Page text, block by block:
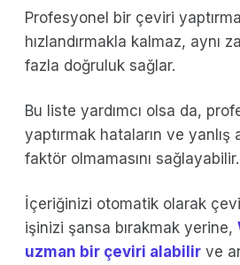
Profesyonel bir çeviri
hızlandırmakla kalmaz, aynı
fazla doğruluk sağlar.
Bu liste yardımcı olsa da,
yaptırmak hataların ve yanlış
faktör olmamasını sağlayabilir.
İçeriğinizi otomatik olarak
işinizi şansa bırakmak yerine,
uzman bir çeviri alabilir ve